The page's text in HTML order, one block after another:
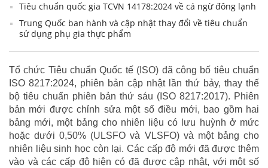
Tiêu chuẩn quốc gia TCVN 14178:2024 về cá ngừ đông lạnh
Trung Quốc ban hành và cập nhật thay đổi về tiêu chuẩn
sử dụng phụ gia thực phẩm
Tổ chức Tiêu chuẩn Quốc tế (ISO) đã công bố tiêu chuẩn
ISO 8217:2024, phiên bản cập nhật lần thứ bảy, thay thế
bộ tiêu chuẩn phiên bản thứ sáu (ISO 8217:2017). Phiên
bản mới được chỉnh sửa một số điều mới, bao gồm hai
bảng mới, một bảng cho nhiên liệu có lưu huỳnh ở mức
hoặc dưới 0,50% (ULSFO và VLSFO) và một bảng cho
nhiên liệu sinh học còn lại. Các cấp độ mới đã được thêm
vào và các cấp độ hiện có đã được cập nhật, với một số